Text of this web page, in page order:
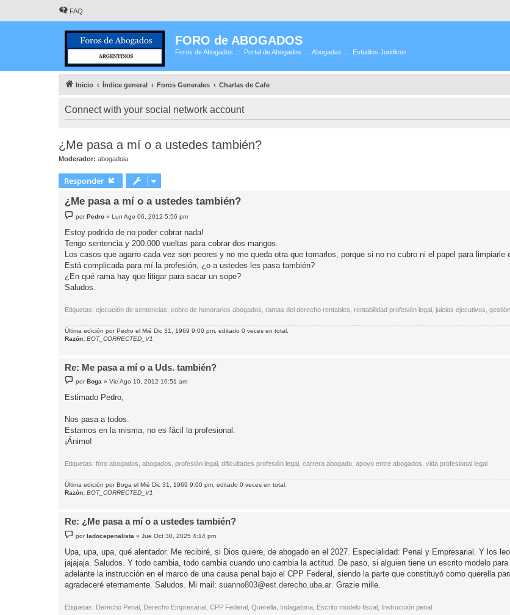
FAQ
FORO de ABOGADOS
Foros de Abogados .::. Portal de Abogados .::. Abogadas .::. Estudios Juridicos
Inicio Índice general Foros Generales Charlas de Cafe
Connect with your social network account
¿Me pasa a mí o a ustedes también?
Moderador: abogadoia
Responder
¿Me pasa a mí o a ustedes también?
e
s
a
e
porPedro »Lun Ago 06, 2012 5:56 pm
Estoy podrido de no poder cobrar nada!
Tengo sentencia y 200.000 vueltas para cobrar dos mangos.
Los casos que agarro cada vez son peores y no me queda otra que tomarlos, porque si no no cubro ni el papel para limpiarle
Está complicada para mí la profesión, ¿o a ustedes les pasa también?
¿En qué rama hay que litigar para sacar un sope?
Saludos.
Etiquetas: ejecución de sentencias, cobro de honorarios abogados, ramas del derecho rentables, rentabilidad profesión legal, juicios ejecutivos,
Última edición porPedro el Mié Dic 31, 1969 9:00 pm, editado 0 veces en total.
Razón: BOT_CORRECTED_V1
Re: Me pasa a mí o a Uds. también?
e
n
s
e
porBoga »Vie Ago 10, 2012 10:51 am
Estimado Pedro,
Nos pasa a todos.
Estamos en la misma, no es fácil la profesional.
¡Ánimo!
Etiquetas: foro abogados, abogados, profesión legal, dificultades profesión legal, carrera abogado, apoyo entre abogados, vida profesional legal
Última edición porBoga el Mié Dic 31, 1969 9:00 pm, editado 0 veces en total.
Razón: BOT_CORRECTED_V1
Re: ¿Me pasa a mí o a ustedes también?
e
s
a
e
porladocepenalista »Jue Oct 30, 2025 4:14 pm
Upa, upa, upa, qué alentador. Me recibiré, si Dios quiere, de abogado en el 2027. Especialidad: Penal y Empresarial. Y los
jajajaja. Saludos. Y todo cambia, todo cambia cuando uno cambia la actitud. De paso, si alguien tiene un escrito modelo
adelante la instrucción en el marco de una causa penal bajo el CPP Federal, siendo la parte que constituyó como querella
agradeceré eternamente. Saludos. Mi mail: suanno803@est.derecho.uba.ar . Grazie mille.
Etiquetas: Derecho Penal, Derecho Empresarial, CPP Federal, Querella, Indagatoria, Escrito modelo fiscal, Instrucción penal